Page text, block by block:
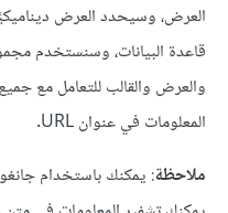
العرض، وسيحدد العرض
والعرض والقالب للتعامل مع
المعلومات في عنوان URL.
ملاحظة